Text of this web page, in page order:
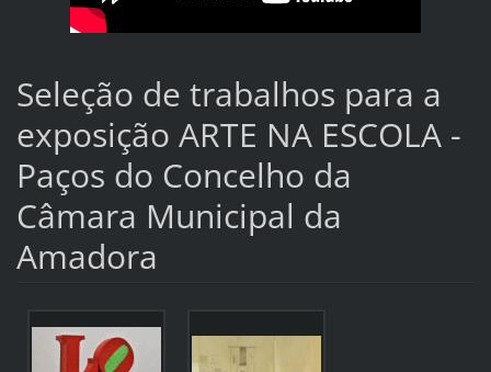
Seleção de trabalhos para a
exposição ARTE NA ESCOLA -
Paços do Concelho da
Câmara Municipal da
Amadora